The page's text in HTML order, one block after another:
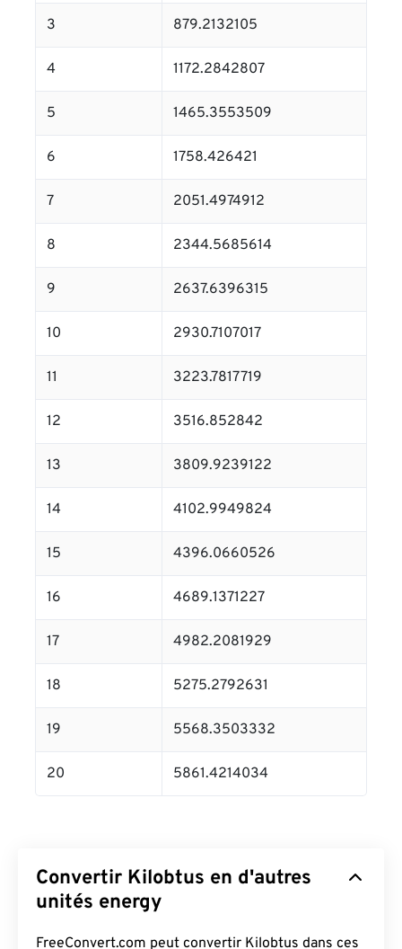
3 879.2132105
4 1172.2842807
5 1465.3553509
6 1758.426421
7 2051.4974912
8 2344.5685614
9 2637.6396315
10 2930.7107017
11 3223.7817719
12 3516.852842
13 3809.9239122
14 4102.9949824
15 4396.0660526
16 4689.1371227
17 4982.2081929
18 5275.2792631
19 5568.3503332
20 5861.4214034
Convertir Kilobtus en d'autres
unités energy
FreeConvert.com peut convertir Kilobtus dans ces